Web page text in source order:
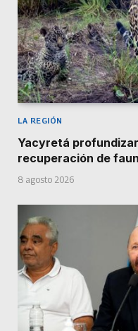
LA REGIÓN
Yacyretá
recuperación de
8 agosto 2026